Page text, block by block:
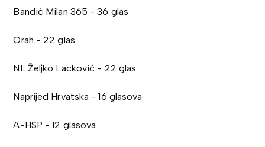
Bandić Milan 365 - 36 glas
Orah - 22 glas
NL Željko Lacković - 22 glas
Naprijed Hrvatska - 16 glasova
A-HSP - 12 glasova